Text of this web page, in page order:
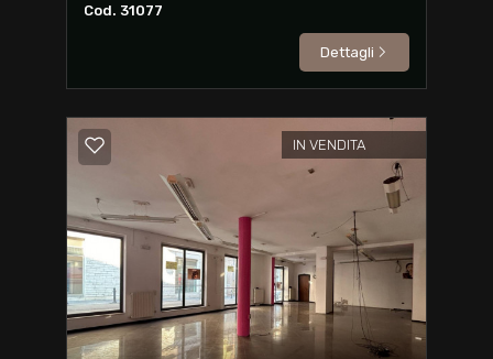
Cod. 31077
Dettagli
IN VENDITA